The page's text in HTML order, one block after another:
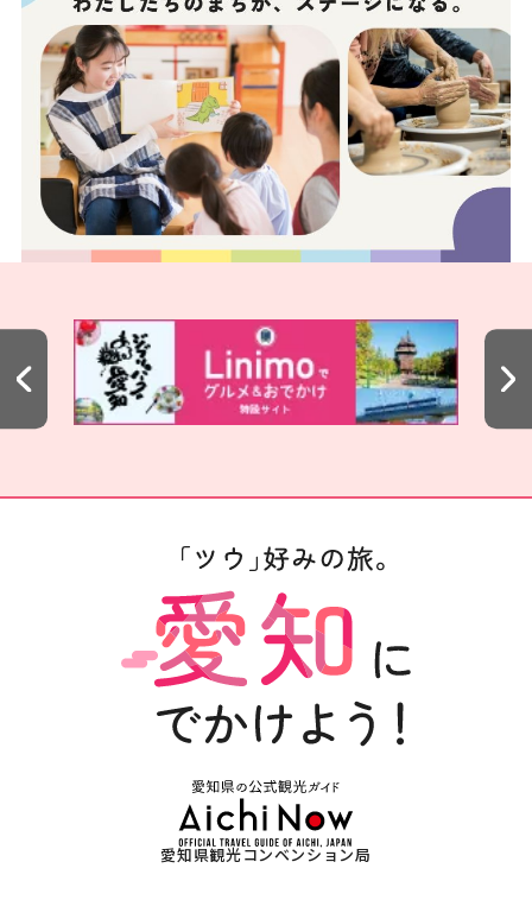
愛知県観光コンベンション局